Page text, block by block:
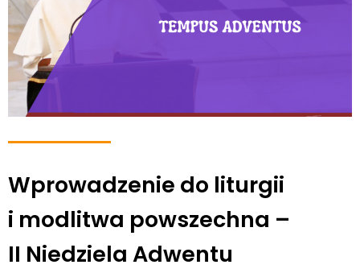
Wprowadzenie do liturgii
i modlitwa powszechna –
II Niedziela Adwentu